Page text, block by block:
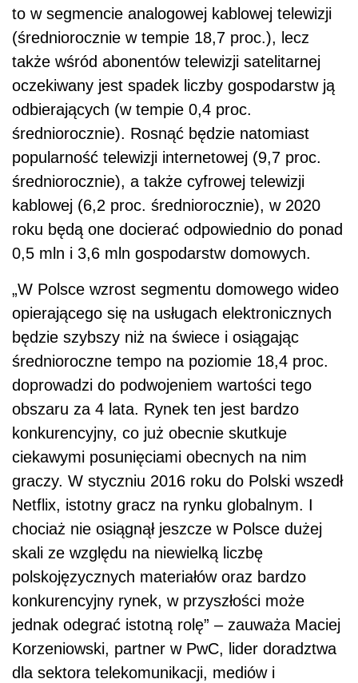
to w segmencie analogowej kablowej telewizji
(średniorocznie w tempie 18,7 proc.), lecz
także wśród abonentów telewizji satelitarnej
oczekiwany jest spadek liczby gospodarstw ją
odbierających (w tempie 0,4 proc.
średniorocznie). Rosnąć będzie natomiast
popularność telewizji internetowej (9,7 proc.
średniorocznie), a także cyfrowej telewizji
kablowej (6,2 proc. średniorocznie), w 2020
roku będą one docierać odpowiednio do ponad
0,5 mln i 3,6 mln gospodarstw domowych.
„W Polsce wzrost segmentu domowego wideo
opierającego się na usługach elektronicznych
będzie szybszy niż na świece i osiągając
średnioroczne tempo na poziomie 18,4 proc.
doprowadzi do podwojeniem wartości tego
obszaru za 4 lata. Rynek ten jest bardzo
konkurencyjny, co już obecnie skutkuje
ciekawymi posunięciami obecnych na nim
graczy. W styczniu 2016 roku do Polski wszedł
Netflix, istotny gracz na rynku globalnym. I
chociaż nie osiągnął jeszcze w Polsce dużej
skali ze względu na niewielką liczbę
polskojęzycznych materiałów oraz bardzo
konkurencyjny rynek, w przyszłości może
jednak odegrać istotną rolę” – zauważa Maciej
Korzeniowski, partner w PwC, lider doradztwa
dla sektora telekomunikacji, mediów i